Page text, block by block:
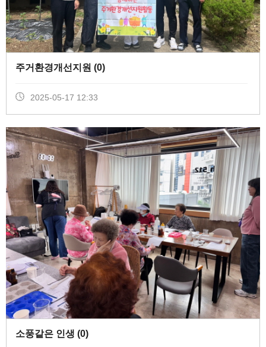
주거환경개선지원 (0)
2025-05-17 12:33
소풍같은 인생 (0)